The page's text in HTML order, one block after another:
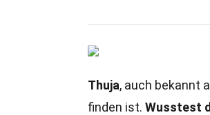
Thuja, auch bekannt
finden ist. Wusstest